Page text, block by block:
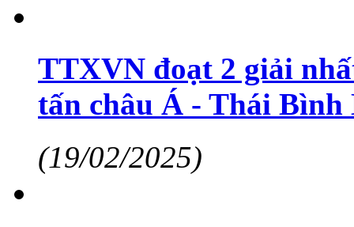
TTXVN đoạt 2 giải
tấn châu Á - Thái Bình
(19/02/2025)